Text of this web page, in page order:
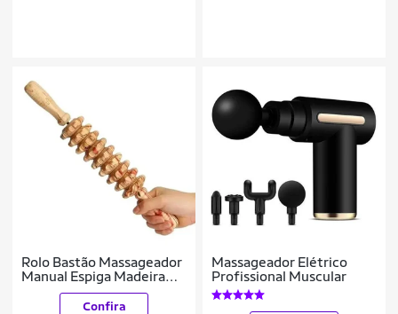
Rolo Bastão Massageador
Manual Espiga Madeira
Maderoterapia Corporal
Confira
Massageador Elétrico
Profissional Muscular